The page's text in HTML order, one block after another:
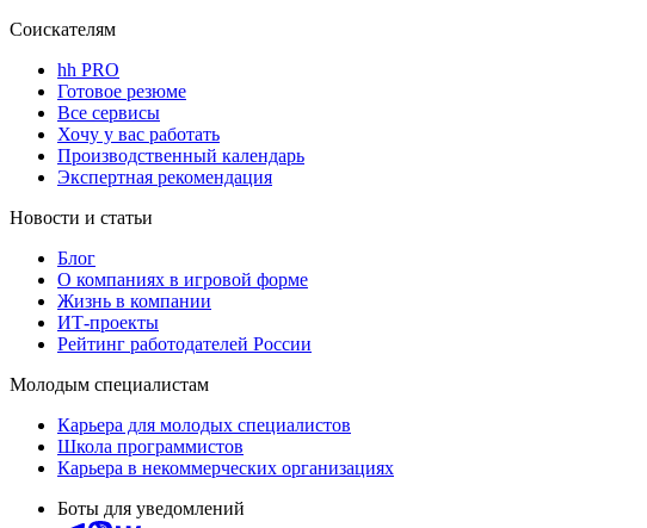
Соискателям
hh PRO
Готовое резюме
Все сервисы
Хочу у вас работать
Производственный календарь
Экспертная рекомендация
Новости и статьи
Блог
О компаниях в игровой форме
Жизнь в компании
ИТ-проекты
Рейтинг работодателей России
Молодым специалистам
Карьера для молодых специалистов
Школа программистов
Карьера в некоммерческих организациях
Боты для уведомлений